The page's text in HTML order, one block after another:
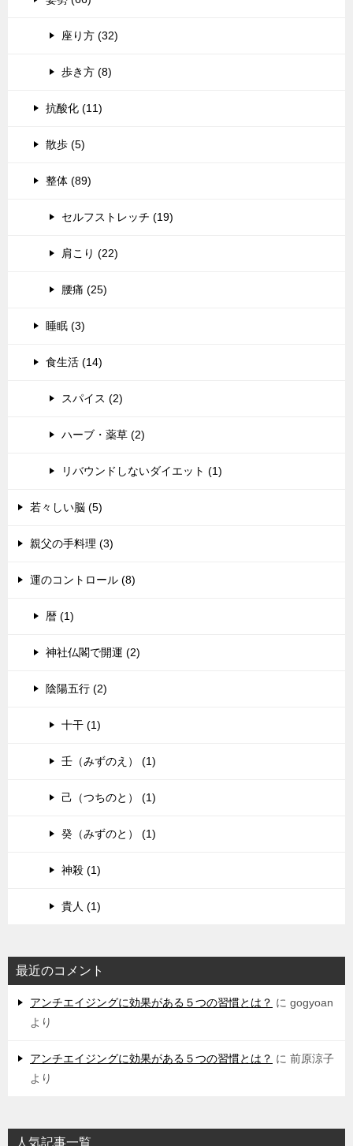
座り方 (32)
歩き方 (8)
抗酸化 (11)
散歩 (5)
整体 (89)
セルフストレッチ (19)
肩こり (22)
腰痛 (25)
睡眠 (3)
食生活 (14)
スパイス (2)
ハーブ・薬草 (2)
リバウンドしないダイエット (1)
若々しい脳 (5)
親父の手料理 (3)
運のコントロール (8)
暦 (1)
神社仏閣で開運 (2)
陰陽五行 (2)
十干 (1)
壬（みずのえ） (1)
己（つちのと） (1)
癸（みずのと） (1)
神殺 (1)
貴人 (1)
最近のコメント
アンチエイジングに効果がある５つの習慣とは？ に gogyoan
より
アンチエイジングに効果がある５つの習慣とは？ に 前原涼子
より
人気記事一覧